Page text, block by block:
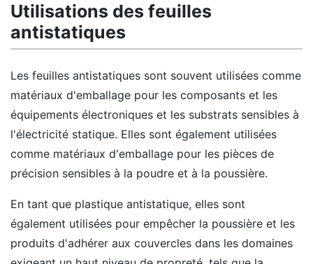
Utilisations des feuilles
antistatiques
Les feuilles antistatiques sont souvent utilisées comme
matériaux d'emballage pour les composants et les
équipements électroniques et les substrats sensibles à
l'électricité statique. Elles sont également utilisées
comme matériaux d'emballage pour les pièces de
précision sensibles à la poudre et à la poussière.
En tant que plastique antistatique, elles sont
également utilisées pour empêcher la poussière et les
produits d'adhérer aux couvercles dans les domaines